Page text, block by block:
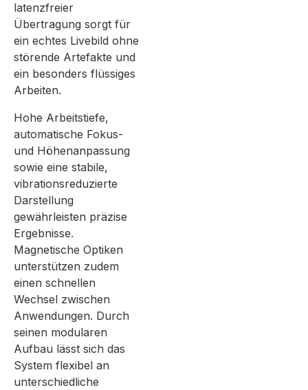
latenzfreier
Übertragung sorgt für
ein echtes Livebild ohne
störende Artefakte und
ein besonders flüssiges
Arbeiten.
Hohe Arbeitstiefe,
automatische Fokus-
und Höhenanpassung
sowie eine stabile,
vibrationsreduzierte
Darstellung
gewährleisten präzise
Ergebnisse.
Magnetische Optiken
unterstützen zudem
einen schnellen
Wechsel zwischen
Anwendungen. Durch
seinen modularen
Aufbau lässt sich das
System flexibel an
unterschiedliche